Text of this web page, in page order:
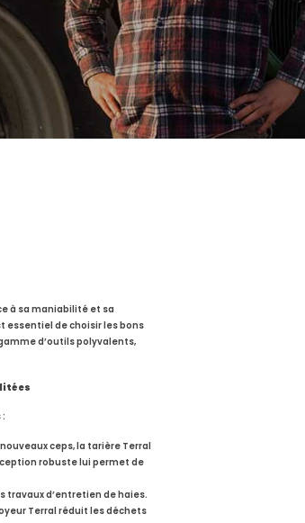
à sa maniabilité et sa
essentiel de choisir les bons
d’outils polyvalents,
ceps, la tarière Terral
robuste lui permet de
travaux d’entretien de haies.
Terral réduit les déchets